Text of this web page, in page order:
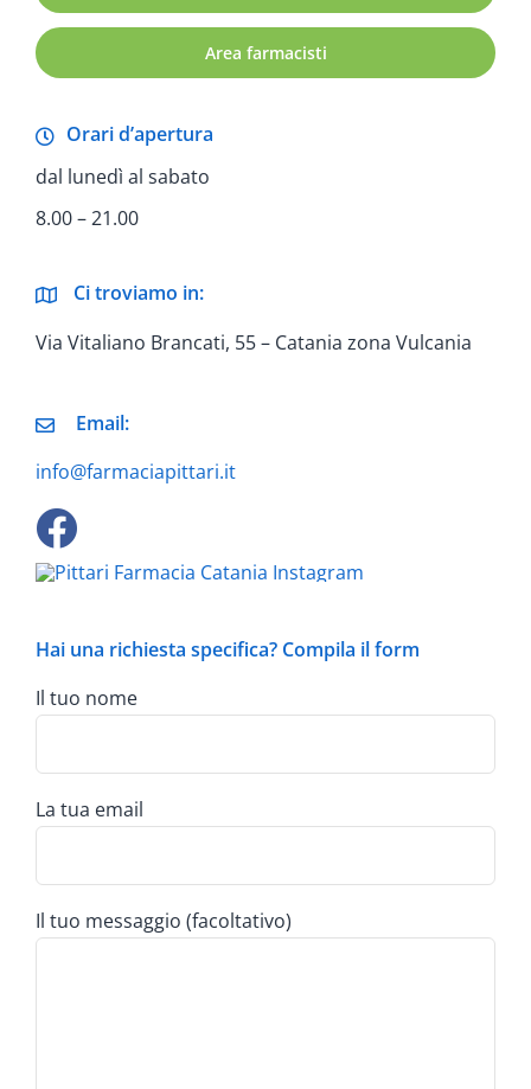
Area farmacisti
Orari d’apertura
dal lunedì al sabato
8.00 – 21.00
Ci troviamo in:
Via Vitaliano Brancati, 55 – Catania zona Vulcania
Email:
info@farmaciapittari.it
Hai una richiesta specifica? Compila il form
Il tuo nome
La tua email
Il tuo messaggio (facoltativo)